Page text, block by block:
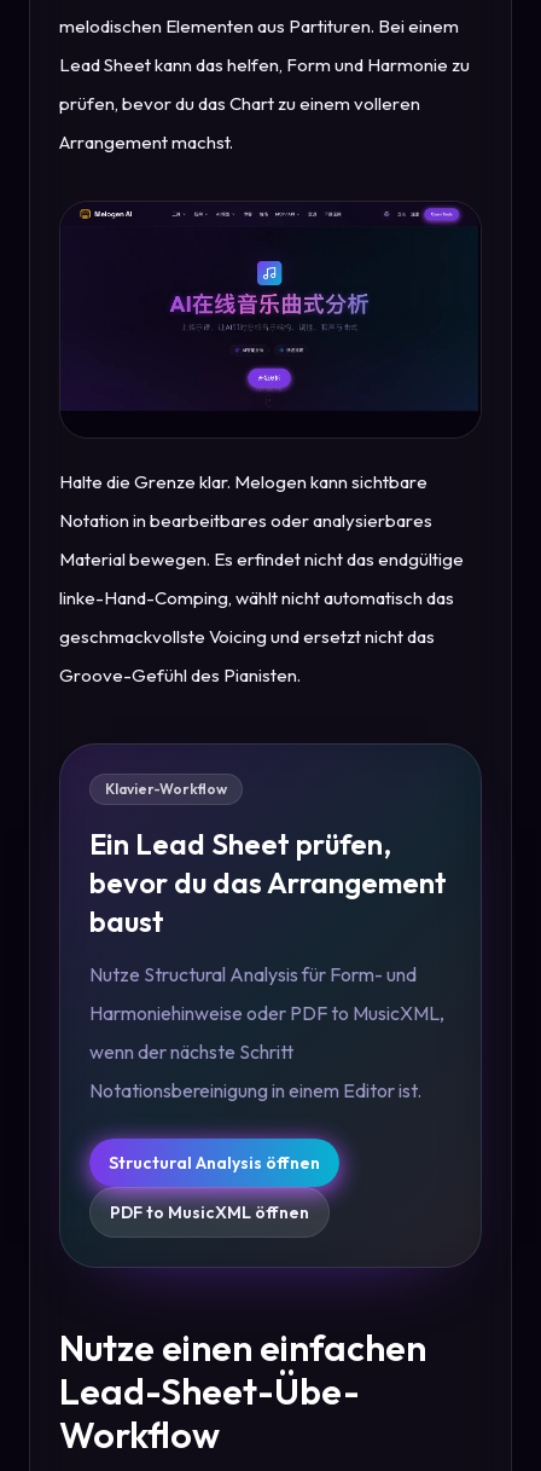
melodischen Elementen aus Partituren. Bei einem
Lead Sheet kann das helfen, Form und Harmonie zu
prüfen, bevor du das Chart zu einem volleren
Arrangement machst.
Halte die Grenze klar. Melogen kann sichtbare
Notation in bearbeitbares oder analysierbares
Material bewegen. Es erfindet nicht das endgültige
linke-Hand-Comping, wählt nicht automatisch das
geschmackvollste Voicing und ersetzt nicht das
Groove-Gefühl des Pianisten.
Klavier-Workflow
Ein Lead Sheet prüfen,
bevor du das Arrangement
baust
Nutze Structural Analysis für Form- und
Harmoniehinweise oder PDF to MusicXML,
wenn der nächste Schritt
Notationsbereinigung in einem Editor ist.
Structural Analysis öffnen
PDF to MusicXML öffnen
Nutze einen einfachen
Lead-Sheet-Übe-
Workflow